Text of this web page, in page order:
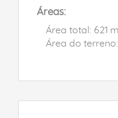
Áreas:
Área total: 621
Área do terreno: